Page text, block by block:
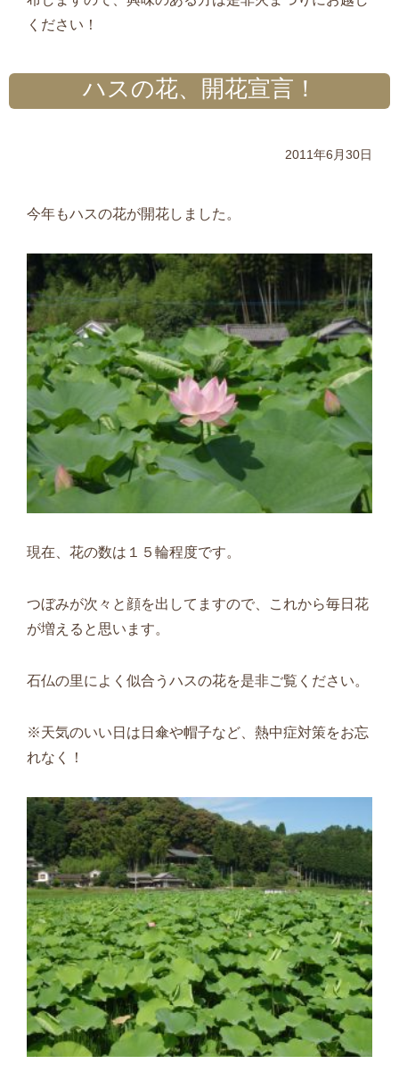
ください！
ハスの花、開花宣言！
2011年6月30日
今年もハスの花が開花しました。
現在、花の数は１５輪程度です。
つぼみが次々と顔を出してますので、これから毎日花
が増えると思います。
石仏の里によく似合うハスの花を是非ご覧ください。
※天気のいい日は日傘や帽子など、熱中症対策をお忘
れなく！